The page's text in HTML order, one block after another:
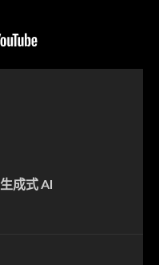
生成式 AI